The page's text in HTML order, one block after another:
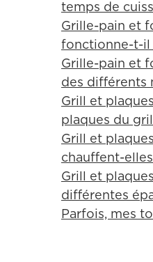
temps de
Grille-pain et
fonctionne-t-il
Grille-pain et
des différents
Grill et
plaques du
Grill et
chauffent-
Grill et
différentes
Parfois, mes